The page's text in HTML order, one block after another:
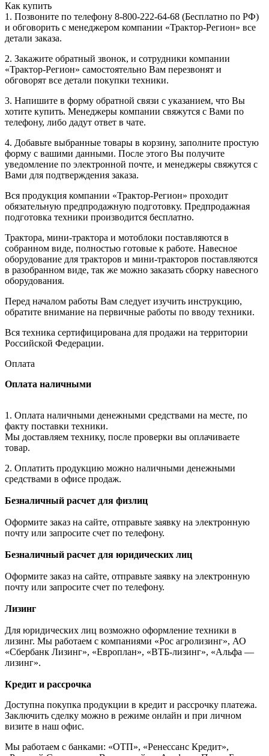
Как купить
1. Позвоните по телефону 8-800-222-64-68 (Бесплатно по РФ)
и обговорить с менеджером компании «Трактор-Регион» все
детали заказа.
2. Закажите обратный звонок, и сотрудники компании
«Трактор-Регион» самостоятельно Вам перезвонят и
обговорят все детали покупки техники.
3. Напишите в форму обратной связи с указанием, что Вы
хотите купить. Менеджеры компании свяжутся с Вами по
телефону, либо дадут ответ в чате.
4. Добавьте выбранные товары в корзину, заполните простую
форму с вашими данными. После этого Вы получите
уведомление по электронной почте, и менеджеры свяжутся с
Вами для подтверждения заказа.
Вся продукция компании «Трактор-Регион» проходит
обязательную предпродажную подготовку. Предпродажная
подготовка техники производится бесплатно.
Трактора, мини-трактора и мотоблоки поставляются в
собранном виде, полностью готовые к работе. Навесное
оборудование для тракторов и мини-тракторов поставляются
в разобранном виде, так же можно заказать сборку навесного
оборудования.
Перед началом работы Вам следует изучить инструкцию,
обратите внимание на первичные работы по вводу техники.
Вся техника сертифицирована для продажи на территории
Российской Федерации.
Оплата
Оплата наличными
1. Оплата наличными денежными средствами на месте, по
факту поставки техники.
Мы доставляем технику, после проверки вы оплачиваете
товар.
2. Оплатить продукцию можно наличными денежными
средствами в офисе продаж.
Безналичный расчет для физлиц
Оформите заказ на сайте, отправьте заявку на электронную
почту или запросите счет по телефону.
Безналичный расчет для юридических лиц
Оформите заказ на сайте, отправьте заявку на электронную
почту или запросите счет по телефону.
Лизинг
Для юридических лиц возможно оформление техники в
лизинг. Мы работаем с компаниями «Рос агролизинг», АО
«Сбербанк Лизинг», «Европлан», «ВТБ-лизинг», «Альфа —
лизинг».
Кредит и рассрочка
Доступна покупка продукции в кредит и рассрочку платежа.
Заключить сделку можно в режиме онлайн и при личном
визите в наш офис.
Мы работаем с банками: «ОТП», «Ренессанс Кредит»,